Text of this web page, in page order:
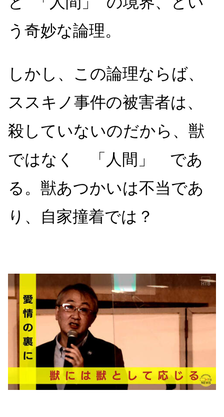
う奇妙な論理。
しかし、この論理ならば、
ススキノ事件の被害者は、
殺していないのだから、獣
ではなく 「人間」 であ
る。獣あつかいは不当であ
り、自家撞着では？